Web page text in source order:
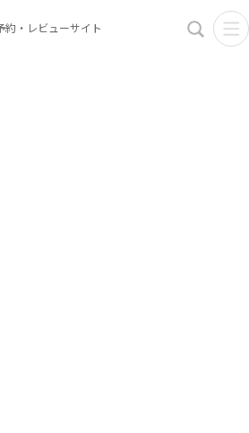
約・レビューサイト